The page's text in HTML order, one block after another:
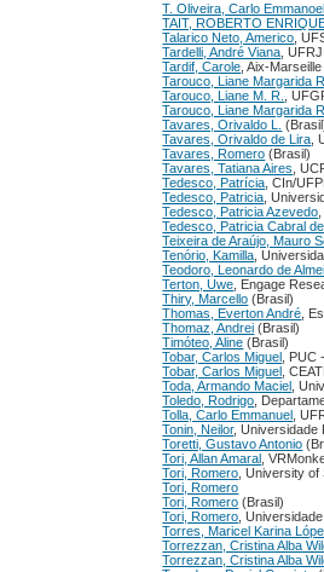
T. Oliveira, Carlo Emmanoel
TAIT, ROBERTO
Talarico Neto, Americo ,
Tardelli, André Viana ,
Tardif, Carole , Aix-
Tarouco, Liane Margarida
Tarouco, Liane M. R.
,
Tarouco, Liane Margarida
Tavares, Orivaldo L.
Tavares, Orivaldo de Lira ,
Tavares, Romero (Brasil)
Tavares, Tatiana Aires ,
Tedesco, Patrícia , CIn/
Tedesco, Patricia ,
Tedesco, Patricia Azevedo
Tedesco, Patricia Cabral
Teixeira de Araújo, Mauro
Tenório, Kamilla ,
Teodoro, Leonardo de
Terton, Uwe , Engage
Thiry, Marcello (Brasil)
Thomas, Everton André ,
Thomaz, Andrei (Brasil)
Timóteo, Aline (Brasil)
Tobar, Carlos Miguel
,
Tobar, Carlos Miguel
,
Toda, Armando Maciel
,
Toledo, Rodrigo ,
Tolla, Carlo Emmanuel
,
Tonin, Neilor, Universidade
Toretti, Gustavo Antonio
Tori, Allan Amaral
,
Tori, Romero , University
Tori, Romero
Tori, Romero (Brasil)
Tori, Romero ,
Torres, Maricel Karina
Torrezzan, Cristina Alba
Torrezzan, Cristina Alba